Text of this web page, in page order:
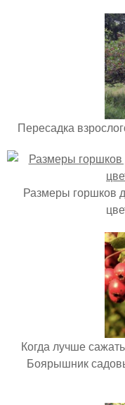
Пересадка
Размеры горшков
Когда лучше
Боярышник